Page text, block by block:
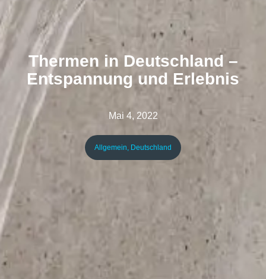
Thermen in Deutschland –
Entspannung und Erlebnis
Mai 4, 2022
Allgemein, Deutschland